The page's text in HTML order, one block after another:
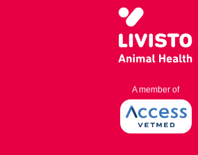
A member of